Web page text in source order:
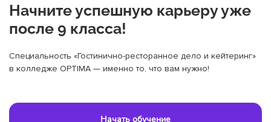
Начните успешную карьеру уже
после 9 класса!
Специальность «Гостинично-ресторанное дело и кейтеринг»
в колледже OPTIMA — именно то, что вам нужно!
Начать обучение